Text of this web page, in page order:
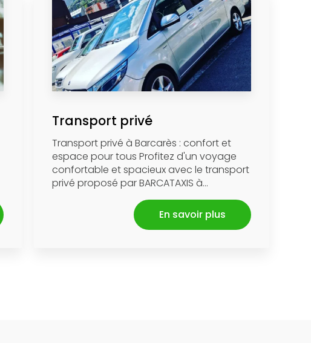
Transport privé
Transport privé à Barcarès : confort et
espace pour tous Profitez d'un voyage
confortable et spacieux avec le transport
privé proposé par BARCATAXIS à...
En savoir plus